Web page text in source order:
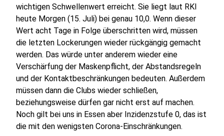
wichtigen Schwellenwert erreicht. Sie liegt laut RKI
heute Morgen (15. Juli) bei genau 10,0. Wenn dieser
Wert acht Tage in Folge überschritten wird, müssen
die letzten Lockerungen wieder rückgängig gemacht
werden. Das würde unter anderem wieder eine
Verschärfung der Maskenpflicht, der Abstandsregeln
und der Kontaktbeschränkungen bedeuten. Außerdem
müssen dann die Clubs wieder schließen,
beziehungsweise dürfen gar nicht erst auf machen.
Noch gilt bei uns in Essen aber Inzidenzstufe 0, das ist
die mit den wenigsten Corona-Einschränkungen.